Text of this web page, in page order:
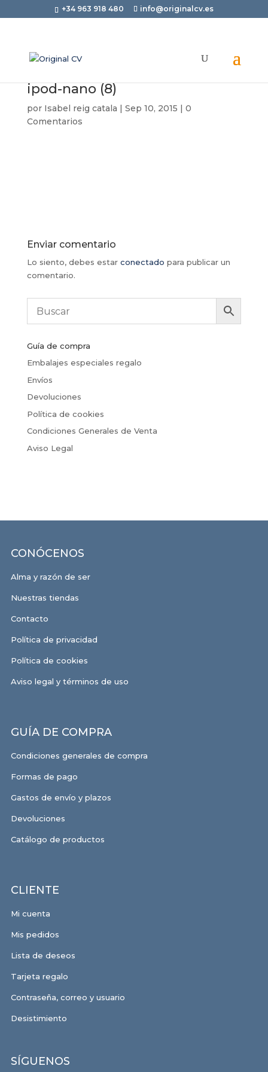
+34 963 918 480 info@originalcv.es
ipod-nano (8)
por Isabel reig catala | Sep 10, 2015 | 0
Comentarios
Enviar comentario
Lo siento, debes estar conectado para publicar un
comentario.
Guía de compra
Embalajes especiales regalo
Envíos
Devoluciones
Política de cookies
Condiciones Generales de Venta
Aviso Legal
CONÓCENOS
Alma y razón de ser
Nuestras tiendas
Contacto
Política de privacidad
Política de cookies
Aviso legal y términos de uso
GUÍA DE COMPRA
Condiciones generales de compra
Formas de pago
Gastos de envío y plazos
Devoluciones
Catálogo de productos
CLIENTE
Mi cuenta
Mis pedidos
Lista de deseos
Tarjeta regalo
Contraseña, correo y usuario
Desistimiento
SÍGUENOS